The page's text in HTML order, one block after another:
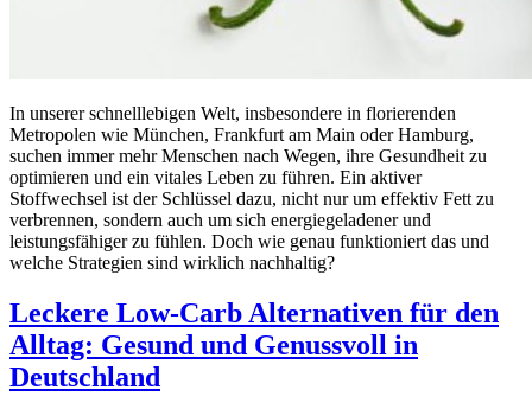
In unserer schnelllebigen Welt, insbesondere in florierenden
Metropolen wie München, Frankfurt am Main oder Hamburg,
suchen immer mehr Menschen nach Wegen, ihre Gesundheit zu
optimieren und ein vitales Leben zu führen. Ein aktiver
Stoffwechsel ist der Schlüssel dazu, nicht nur um effektiv Fett zu
verbrennen, sondern auch um sich energiegeladener und
leistungsfähiger zu fühlen. Doch wie genau funktioniert das und
welche Strategien sind wirklich nachhaltig?
Leckere Low-Carb Alternativen für den
Alltag: Gesund und Genussvoll in
Deutschland